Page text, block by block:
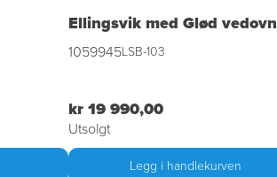
Ellingsvik med Glød vedovn
1059945LSB-103
kr 19 990,00
Utsolgt
Legg i handlekurven